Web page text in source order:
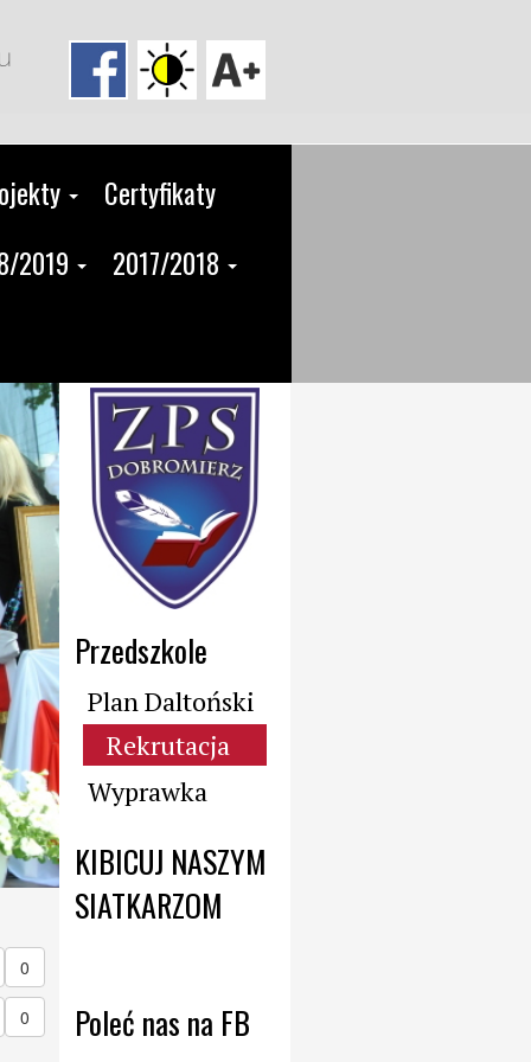
Certyfikaty
2019
2017/2018
0
0
Przedszkole
Plan Daltoński
Rekrutacja
Wyprawka
KIBICUJ NASZYM
SIATKARZOM
Poleć nas na FB